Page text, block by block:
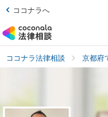
ココナラへ
ココナラ法律相談 京都府